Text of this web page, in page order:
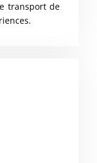
transport de